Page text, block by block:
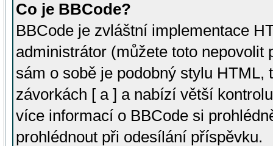
Co je BBCode?
BBCode je zvláštní implementace
administrátor (můžete toto
sám o sobě je podobný stylu HTML,
závorkách [ a ] a nabízí větší
více informací o BBCode si
prohlédnout při odesílání příspěvku.